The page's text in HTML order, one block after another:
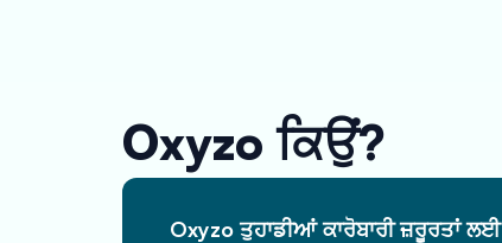
Oxyzo ਕਿਉਂ?
Oxyzo ਤੁਹਾਡੀਆਂ ਕਾਰੋਬਾਰੀ ਜ਼ਰੂਰਤਾਂ